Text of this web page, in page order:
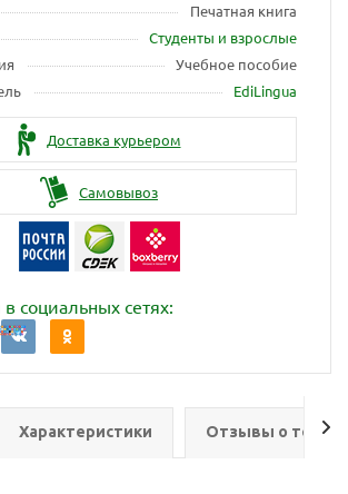
Печатная книга
Студенты и взрослые
Учебное пособие
EdiLingua
Доставка курьером
Самовывоз
социальных сетях:
Характеристики Отзывы о